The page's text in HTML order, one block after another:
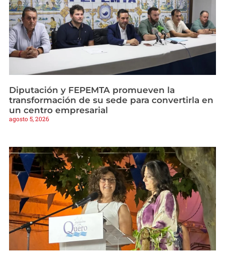
Diputación y FEPEMTA promueven la
transformación de su sede para convertirla en
un centro empresarial
agosto 5, 2026